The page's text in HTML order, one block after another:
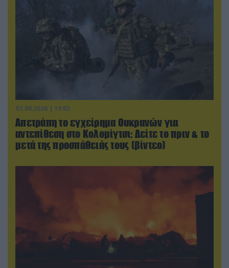
07.08.2026 | 19:02
Απετράπη το εγχείρημα Ουκρανών για
αντεπίθεση στο Κολομίγτσι: Δείτε το πριν & το
μετά της προσπάθειάς τους (βίντεο)